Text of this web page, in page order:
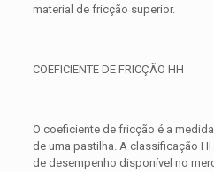
material de fricção superior.
COEFICIENTE DE FRICÇÃO HH
O coeficiente de fricção é a
de uma pastilha. A classificação
de desempenho disponível no